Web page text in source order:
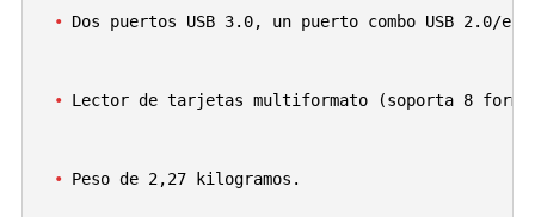
Dos puertos USB 3.0, un puerto combo USB 2.0/
Lector de tarjetas multiformato (soporta 8
Peso de 2,27 kilogramos.